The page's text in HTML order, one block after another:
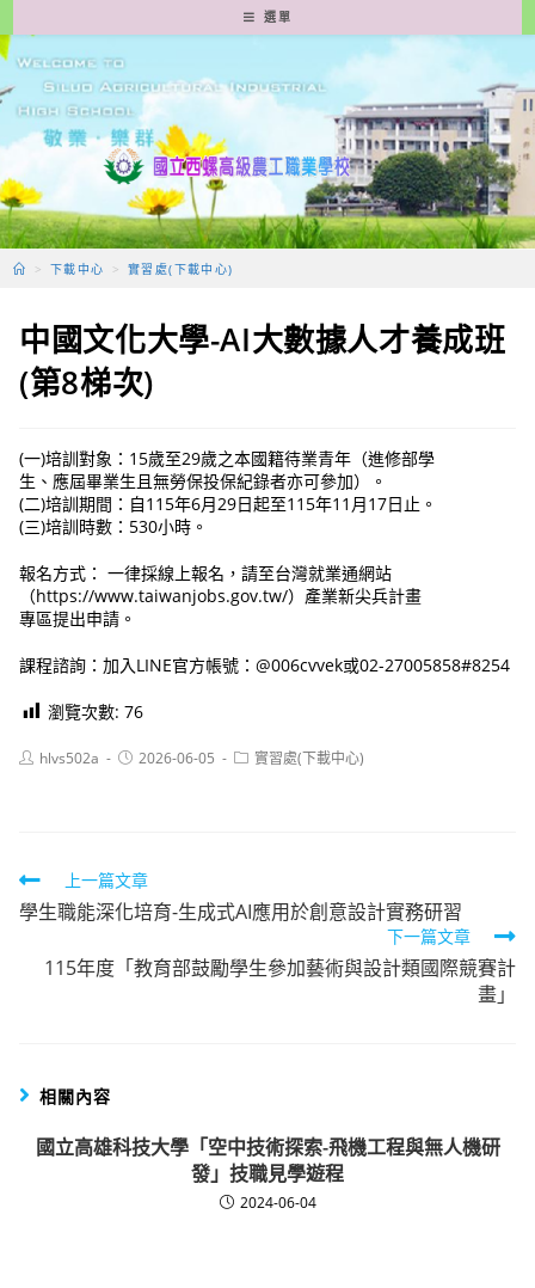
轉
至
要
容
選單
> 下載中心 > 實習處(下載中心)
中國文化大學-AI大數據人才養成班
(第8梯次)
(一)培訓對象：15歲至29歲之本國籍待業青年（進修部學
生、應屆畢業生且無勞保投保紀錄者亦可參加）。
(二)培訓期間：自115年6月29日起至115年11月17日止。
(三)培訓時數：530小時。
報名方式： 一律採線上報名，請至台灣就業通網站
（https://www.taiwanjobs.gov.tw/）產業新尖兵計畫
專區提出申請。
課程諮詢：加入LINE官方帳號：@006cvvek或02-27005858#8254
瀏覽次數: 76
Posthlvs502a
Post2026-06-05
Post實習處(下載中心)
Read
more
articles
上一篇文章
學生職能深化培育-生成式AI應用於創意設計實務研習
下一篇文章
115年度「教育部鼓勵學生參加藝術與設計類國際競賽計
畫」
相關內容
國立高雄科技大學「空中技術探索-飛機工程與無人機研
發」技職見學遊程
2024-06-04